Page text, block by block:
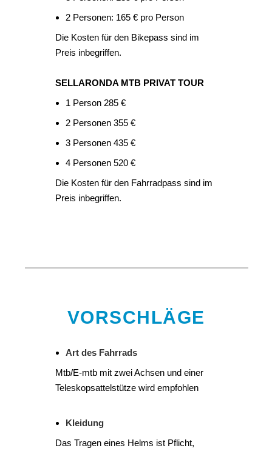
2 Personen: 165 € pro Person
Die Kosten für den Bikepass sind im
Preis inbegriffen.
SELLARONDA MTB PRIVAT TOUR
1 Person 285 €
2 Personen 355 €
3 Personen 435 €
4 Personen 520 €
Die Kosten für den Fahrradpass sind im
Preis inbegriffen.
VORSCHLÄGE
Art des Fahrrads
Mtb/E-mtb mit zwei Achsen und einer
Teleskopsattelstütze wird empfohlen
Kleidung
Das Tragen eines Helms ist Pflicht,